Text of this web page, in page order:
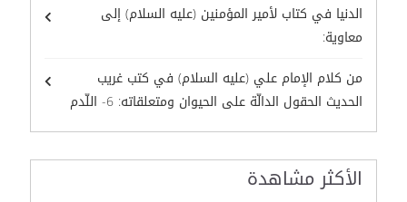
الدنيا في كتاب لأمير المؤمنين (عليه السلام) إلى
معاوية:
من كلام الإمام علي (عليه السلام) في كتب غريب
الحديث الحقول الدالّة على الحيوان ومتعلقاته: 6- اللّدم
الأكثر مشاهدة